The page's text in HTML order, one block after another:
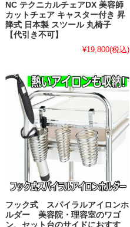
NC テクニカルチェアDX 美容師
カットチェア キャスター付き 昇
降式 日本製 スツール 丸椅子
【代引き不可】
¥19,800(税込)
フック式 スパイラルアイロンホ
ルダー 美容院・理容室のワゴ
ン、セット台のサイドにおすす